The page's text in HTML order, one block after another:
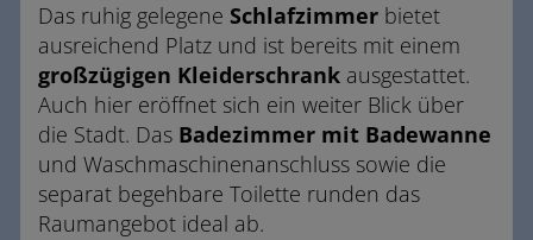
Das ruhig gelegene Schlafzimmer bietet
ausreichend Platz und ist bereits mit einem
großzügigen Kleiderschrank ausgestattet.
Auch hier eröffnet sich ein weiter Blick über
die Stadt. Das Badezimmer mit Badewanne
und Waschmaschinenanschluss sowie die
separat begehbare Toilette runden das
Raumangebot ideal ab.